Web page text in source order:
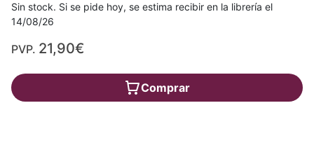
Sin stock. Si se pide hoy, se estima recibir en la librería el
14/08/26
PVP. 21,90€
Comprar